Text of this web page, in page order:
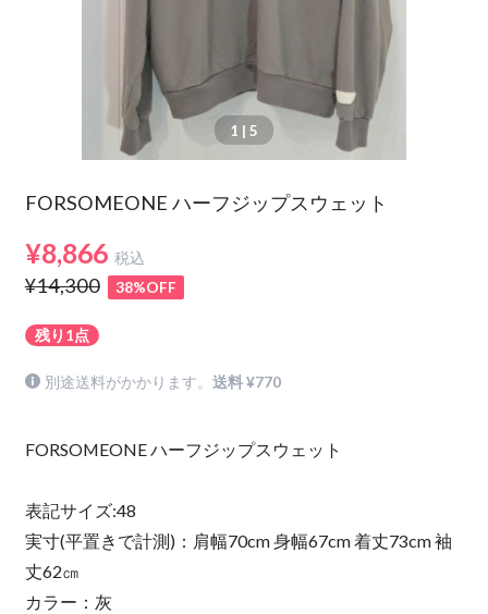
1 | 5
FORSOMEONE ハーフジップスウェット
¥8,866 税込
¥14,300 38%OFF
残り1点
別途送料がかかります。送料 ¥770
FORSOMEONE ハーフジップスウェット
表記サイズ:48
実寸(平置きで計測)：肩幅70cm 身幅67cm 着丈73cm 袖
丈62㎝
カラー：灰